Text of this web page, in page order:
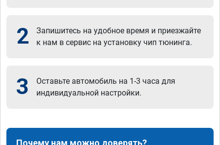
2
Запишитесь на удобное время и приезжайте
к нам в сервис на установку чип тюнинга.
3
Оставьте автомобиль на 1-3 часа для
индивидуальной настройки.
Почему нам можно доверять?